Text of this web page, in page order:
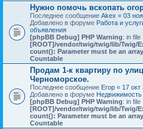
Нужно помочь вскопать
Последнее сообщение Akex « 03
Добавлено в форуме Работа и
объявления
[phpBB Debug] PHP Warning: in file
[ROOT]/vendor/twig/twig/lib/Twig/
count(): Parameter must be an
Countable
Продам 1-к квартиру по
Черноморское.
Последнее сообщение Егор « 17 окт
Добавлено в форуме Недвижимость
[phpBB Debug] PHP Warning: in file
[ROOT]/vendor/twig/twig/lib/Twig/
count(): Parameter must be an
Countable